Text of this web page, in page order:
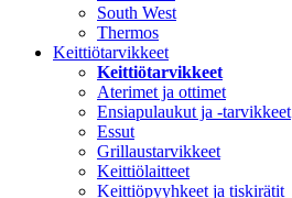
South West
Thermos
Keittiötarvikkeet
Keittiötarvikkeet
Aterimet ja ottimet
Ensiapulaukut ja -tarvikkeet
Essut
Grillaustarvikkeet
Keittiölaitteet
Keittiöpyyhkeet ja tiskirätit